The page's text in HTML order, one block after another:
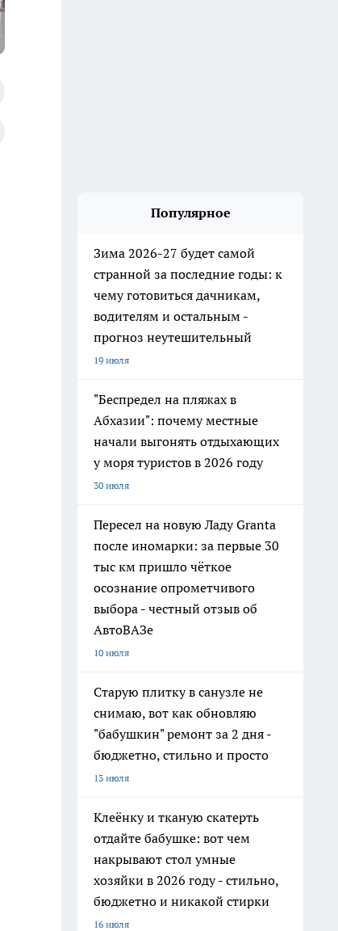
Популярное
Зима 2026-27 будет самой
странной за последние годы: к
чему готовиться дачникам,
водителям и остальным -
прогноз неутешительный
19 июля
"Беспредел на пляжах в
Абхазии": почему местные
начали выгонять отдыхающих
у моря туристов в 2026 году
30 июля
Пересел на новую Ладу Granta
после иномарки: за первые 30
тыс км пришло чёткое
осознание опрометчивого
выбора - честный отзыв об
АвтоВАЗе
10 июля
Старую плитку в санузле не
снимаю, вот как обновляю
"бабушкин" ремонт за 2 дня -
бюджетно, стильно и просто
13 июля
Клеёнку и тканую скатерть
отдайте бабушке: вот чем
накрывают стол умные
хозяйки в 2026 году - стильно,
бюджетно и никакой стирки
16 июля